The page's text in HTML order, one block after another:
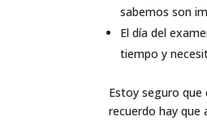
sabemos son
El día del
tiempo y
Estoy seguro que
recuerdo hay que